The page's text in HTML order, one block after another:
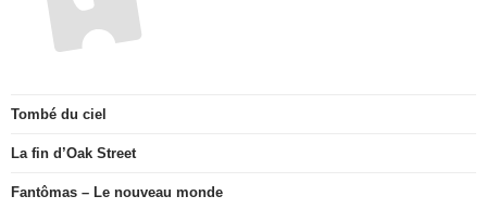
Tombé du ciel
La fin d’Oak Street
Fantômas – Le nouveau monde